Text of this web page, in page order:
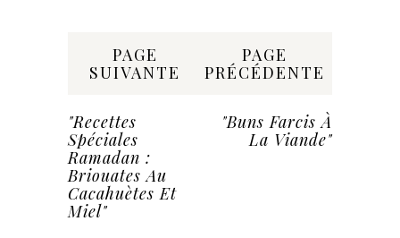
PAGE
SUIVANTE
"Recettes
Spéciales
Ramadan :
Briouates Au
Cacahuètes Et
Miel"
PAGE
PRÉCÉDENTE
"Buns Farcis À
La Viande"